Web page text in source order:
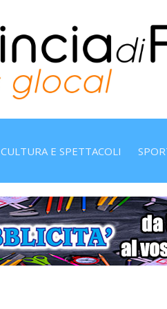
CULTURA E SPETTACOLI